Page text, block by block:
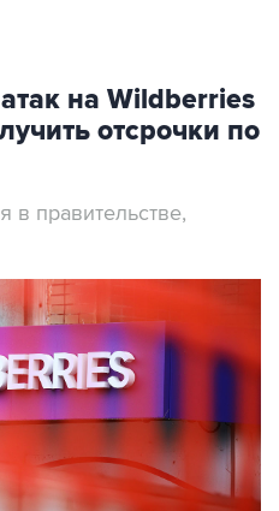
на Wildberries
отсрочки по
в правительстве,